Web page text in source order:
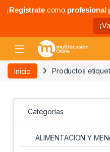
¡Regístratecomo profesional
Inicio Productos
Categorías
ALIMENTACION Y